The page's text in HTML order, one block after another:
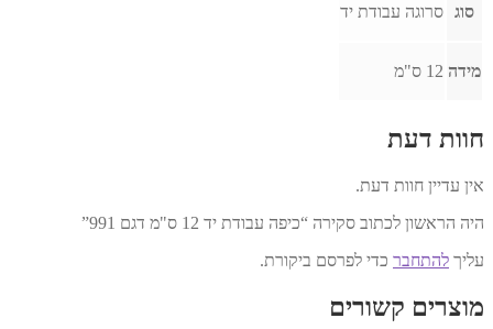
סוג סרוגה עבודת יד
מידה 12 ס"מ
חוות דעת
אין עדיין חוות דעת.
היה הראשון לכתוב סקירה “כיפה עבודת יד 12 ס"מ דגם 991”
עליך להתחבר כדי לפרסם ביקורת.
מוצרים קשורים